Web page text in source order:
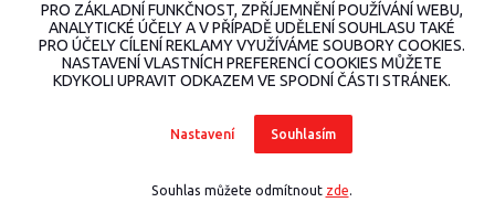
© 2022 BohemiaMoto.cz Všechna práva vyhrazena.
Vytvořeno na
Eshop-rychle.cz
PRO ZÁKLADNÍ FUNKČNOST, ZPŘÍJEMNĚNÍ POUŽÍVÁNÍ WEBU,
ANALYTICKÉ ÚČELY A V PŘÍPADĚ UDĚLENÍ SOUHLASU TAKÉ
PRO ÚČELY CÍLENÍ REKLAMY VYUŽÍVÁME SOUBORY COOKIES.
NASTAVENÍ VLASTNÍCH PREFERENCÍ COOKIES MŮŽETE
KDYKOLI UPRAVIT ODKAZEM VE SPODNÍ ČÁSTI STRÁNEK.
Nastavení Souhlasím
Souhlas můžete odmítnout zde.